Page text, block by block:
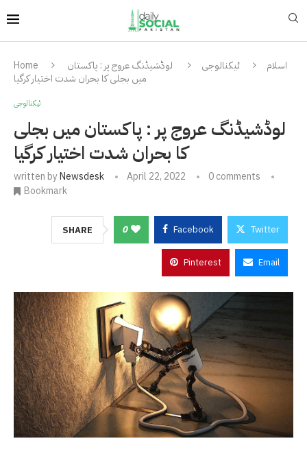
Home اسلام ٹیکنالوجی
لوڈشیڈنگ عروج پر : پاکستان
میں بجلی کا بحران شدت اختیار کرگیا
ٹیکنالوجی
لوڈشیڈنگ عروج پر : پاکستان میں بجلی
کا بحران شدت اختیار کرگیا
written byNewsdesk April 22, 2022
0 comments
Bookmark
SHARE 0 Facebook Twitter
Pinterest Email